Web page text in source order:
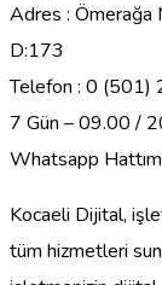
Adres : Ömerağa
D:173
Telefon : 0 (501)
7 Gün – 09.00 /
Whatsapp
Kocaeli Dijital,
tüm hizmetleri